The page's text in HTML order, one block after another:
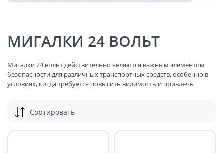
МИГАЛКИ 24 ВОЛЬТ
Мигалки 24 вольт действительно являются важным элементом
безопасности для различных транспортных средств, особенно в
условиях, когда требуется повысить видимость и привлечь
ВОЛЬТА:
Сортировать